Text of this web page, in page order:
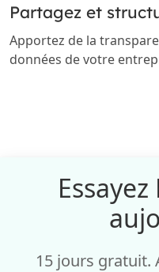
Partagez et
Apportez de la
données de votre
15 jours gratuit.